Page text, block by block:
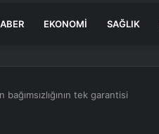
EKONOMI SAĞLIK
tek garantisi